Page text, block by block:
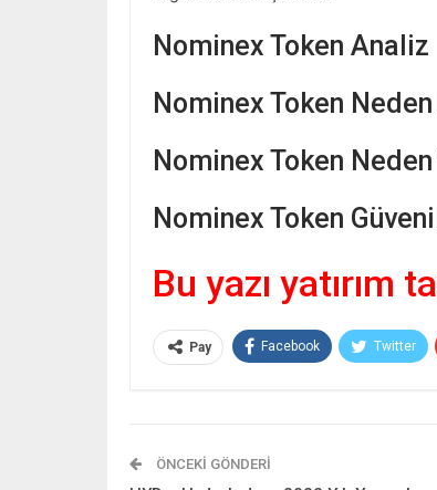
Nominex Token Analiz
Nominex Token
Nominex Token
Nominex Token
Bu yazı yatırım
Pay Facebook Twitter
ÖNCEKI GÖNDERI